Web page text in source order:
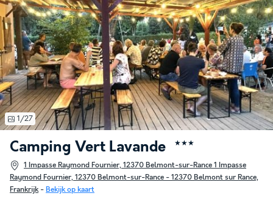
Camping Vert Lavande ★★★
1 Impasse Raymond Fournier, 12370 Belmont-sur-Rance 1 Impasse
Raymond Fournier, 12370 Belmont-sur-Rance - 12370 Belmont sur Rance,
Frankrijk- Bekijk op kaart
1/27